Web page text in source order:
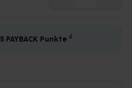
5 PAYBACK Punkte 4